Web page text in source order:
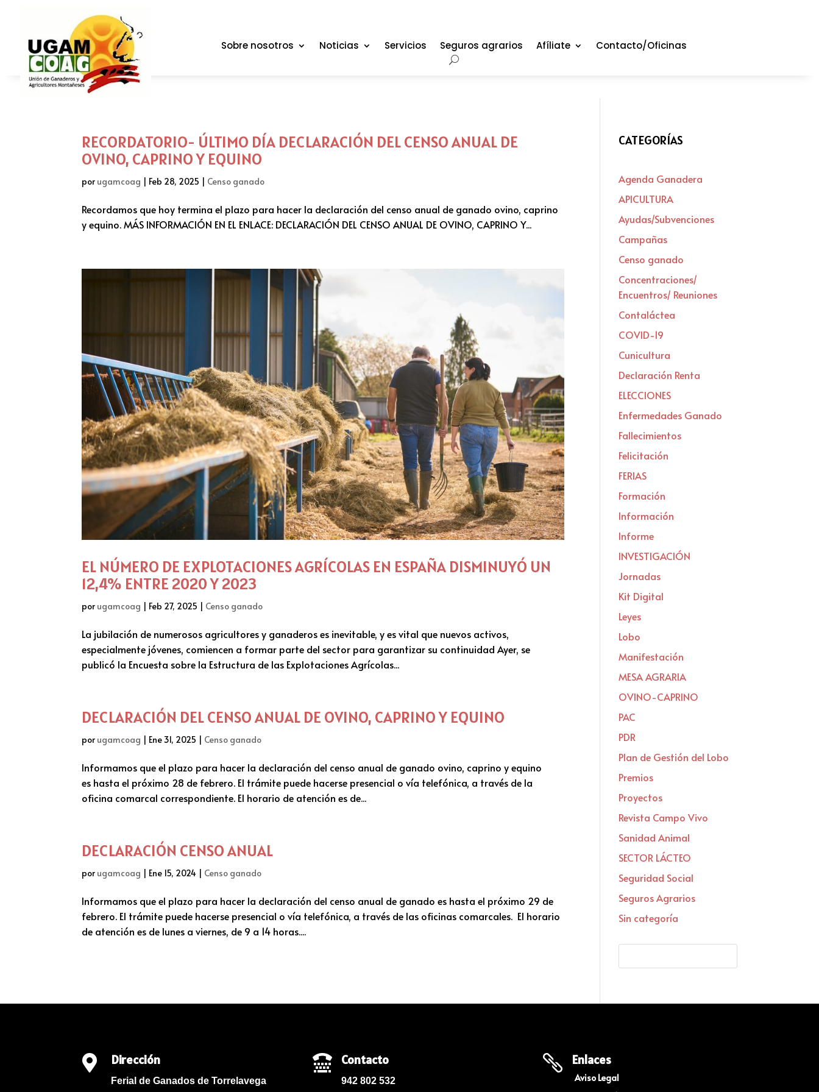
Sobre nosotros Noticias Servicios Seguros agrarios Afíliate Contacto/Oficinas
RECORDATORIO- ÚLTIMO DÍA DECLARACIÓN DEL CENSO ANUAL DE
OVINO, CAPRINO Y EQUINO
por ugamcoag Feb 28, 2025 Censo ganado
Recordamos que hoy termina el plazo para hacer la declaración del censo anual de ganado ovino, caprino
y equino. MÁS INFORMACIÓN EN EL ENLACE: DECLARACIÓN DEL CENSO ANUAL DE OVINO, CAPRINO Y...
EL NÚMERO DE EXPLOTACIONES AGRÍCOLAS EN ESPAÑA DISMINUYÓ UN
12,4% ENTRE 2020 Y 2023
por ugamcoag Feb 27, 2025 Censo ganado
La jubilación de numerosos agricultores y ganaderos es inevitable, y es vital que nuevos activos,
especialmente jóvenes, comiencen a formar parte del sector para garantizar su continuidad Ayer, se
publicó la Encuesta sobre la Estructura de las Explotaciones Agrícolas...
DECLARACIÓN DEL CENSO ANUAL DE OVINO, CAPRINO Y EQUINO
por ugamcoag Ene 31, 2025 Censo ganado
Informamos que el plazo para hacer la declaración del censo anual de ganado ovino, caprino y equino
es hasta el próximo 28 de febrero. El trámite puede hacerse presencial o vía telefónica, a través de la
oficina comarcal correspondiente. El horario de atención es de...
DECLARACIÓN CENSO ANUAL
por ugamcoag Ene 15, 2024 Censo ganado
Informamos que el plazo para hacer la declaración del censo anual de ganado es hasta el próximo 29 de
febrero. El trámite puede hacerse presencial o vía telefónica, a través de las oficinas comarcales. El horario
de atención es de lunes a viernes, de 9 a 14 horas....
CATEGORÍAS
Agenda Ganadera
APICULTURA
Ayudas/Subvenciones
Campañas
Censo ganado
Concentraciones/
Encuentros/ Reuniones
Contaláctea
COVID-19
Cunicultura
Declaración Renta
ELECCIONES
Enfermedades Ganado
Fallecimientos
Felicitación
FERIAS
Formación
Información
Informe
INVESTIGACIÓN
Jornadas
Kit Digital
Leyes
Lobo
Manifestación
MESA AGRARIA
OVINO-CAPRINO
PAC
PDR
Plan de Gestión del Lobo
Premios
Proyectos
Revista Campo Vivo
Sanidad Animal
SECTOR LÁCTEO
Seguridad Social
Seguros Agrarios
Sin categoría
 Dirección
Ferial de Ganados de Torrelavega
 Contacto
942 802 532
 Enlaces
Aviso Legal